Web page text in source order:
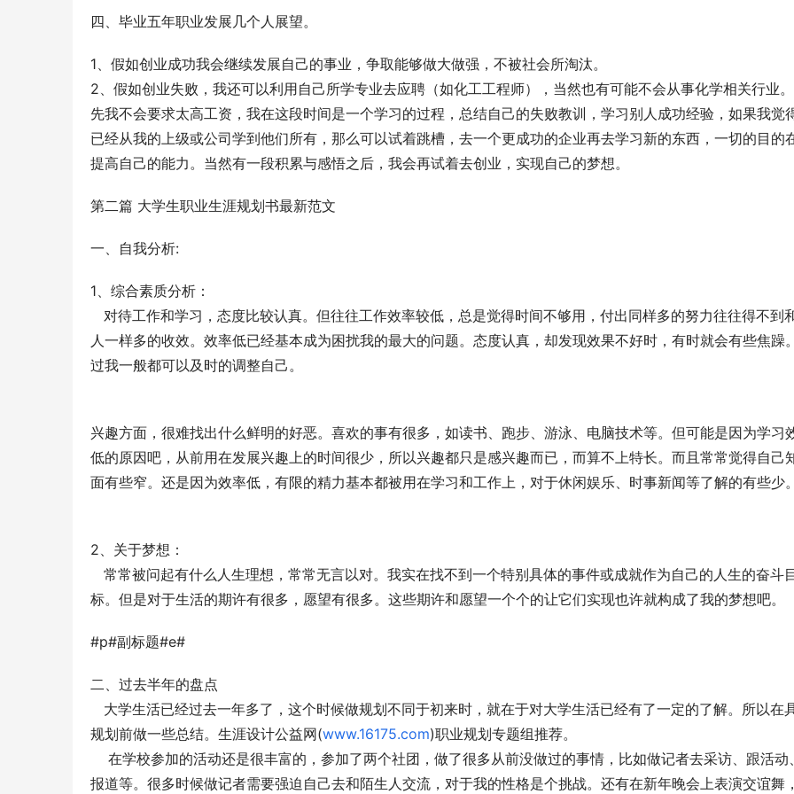
四、毕业五年职业发展几个人展望。
1、假如创业成功我会继续发展自己的事业，争取能够做大做强，不被社会所淘汰。
2、假如创业失败，我还可以利用自己所学专业去应聘（如化工工程师），当然也有可能不会从事化学相关行业
先我不会要求太高工资，我在这段时间是一个学习的过程，总结自己的失败教训，学习别人成功经验，如果我觉
已经从我的上级或公司学到他们所有，那么可以试着跳槽，去一个更成功的企业再去学习新的东西，一切的目的
提高自己的能力。当然有一段积累与感悟之后，我会再试着去创业，实现自己的梦想。
第二篇 大学生职业生涯规划书最新范文
一、自我分析:
1、综合素质分析：
对待工作和学习，态度比较认真。但往往工作效率较低，总是觉得时间不够用，付出同样多的努力往往得不到
人一样多的收效。效率低已经基本成为困扰我的最大的问题。态度认真，却发现效果不好时，有时就会有些焦躁
过我一般都可以及时的调整自己。
兴趣方面，很难找出什么鲜明的好恶。喜欢的事有很多，如读书、跑步、游泳、电脑技术等。但可能是因为学习
低的原因吧，从前用在发展兴趣上的时间很少，所以兴趣都只是感兴趣而已，而算不上特长。而且常常觉得自己
面有些窄。还是因为效率低，有限的精力基本都被用在学习和工作上，对于休闲娱乐、时事新闻等了解的有些少。
2、关于梦想：
常常被问起有什么人生理想，常常无言以对。我实在找不到一个特别具体的事件或成就作为自己的人生的奋斗
标。但是对于生活的期许有很多，愿望有很多。这些期许和愿望一个个的让它们实现也许就构成了我的梦想吧。
#p#副标题#e#
二、过去半年的盘点
大学生活已经过去一年多了，这个时候做规划不同于初来时，就在于对大学生活已经有了一定的了解。所以在
规划前做一些总结。生涯设计公益网(www.16175.com)职业规划专题组推荐。
在学校参加的活动还是很丰富的，参加了两个社团，做了很多从前没做过的事情，比如做记者去采访、跟活动
报道等。很多时候做记者需要强迫自己去和陌生人交流，对于我的性格是个挑战。还有在新年晚会上表演交谊舞